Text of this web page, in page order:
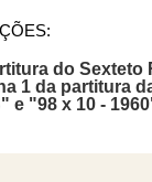
do Sexteto
1 da partitura
e "98 x 10 -